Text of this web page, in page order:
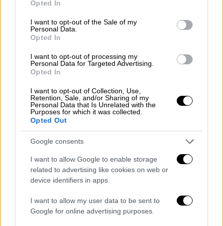
use your data for below specified purposes in below Google
consent section.
Opted In
I want to opt-out of the Sale of my
Personal Data.
Opted In
I want to opt-out of processing my
Personal Data for Targeted Advertising.
Opted In
I want to opt-out of Collection, Use,
Retention, Sale, and/or Sharing of my
Personal Data that Is Unrelated with the
Purposes for which it was collected.
Opted Out
Google consents
I want to allow Google to enable storage
related to advertising like cookies on web or
device identifiers in apps.
I want to allow my user data to be sent to
Google for online advertising purposes.
ΔΙΑΒΑΣΤΕ ΕΠΙΣΗΣ
Moto|28.04.2022 10:48
Husqvarna Norden 901: Το On-Off που
ζήτησε το κοινό!
Ως αποτέλεσμα,το Tuareg 660 προσφέρει
την εργονομία οδήγησης και τη συμπεριφορά
στο χώμα που έχουν συνήθως οι ελαφριές
μονοκύλινδρες on-off,
ενώ στην άσφαλτο και
στο ταξίδι έχει στις ανέσεις ενός
σύγχρονου mega on-off
εν σειρά κινητήρας αποδίδει 80 ίππους,
καθώςη Aprilia έχει δώσει έμφαση στη ροπή